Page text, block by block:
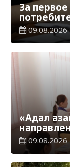
За
тенге
09.08.2026
«Адал
работы в
09.08.2026